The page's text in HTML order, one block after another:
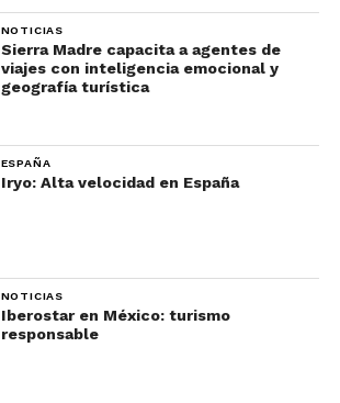
NOTICIAS
Sierra Madre capacita a agentes de
viajes con inteligencia emocional y
geografía turística
ESPAÑA
Iryo: Alta velocidad en España
NOTICIAS
Iberostar en México: turismo
responsable